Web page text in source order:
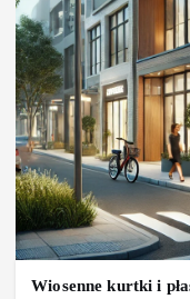
Wiosenne kurtki i